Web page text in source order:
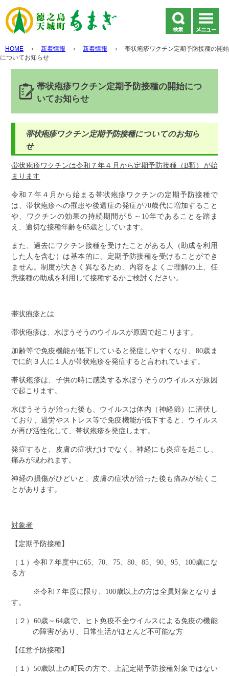
HOME › 新着情報 › 新着情報 ›
帯状疱疹ワクチン定期予防接種の開始
についてお知らせ
帯状疱疹ワクチン定期予防接種の開始につ
いてお知らせ
帯状疱疹ワクチン定期予防接種についてのお知ら
せ
帯状疱疹ワクチンは令和７年４月から定期予防接種（B類）が始
まります
令和７年４月から始まる帯状疱疹ワクチンの定期予防接種で
は、帯状疱疹への罹患や後遺症の発症が70歳代に増加すること
や、ワクチンの効果の持続期間が５～10年であることを踏ま
え、適切な接種年齢を65歳としています。
また、過去にワクチン接種を受けたことがある人（助成を利用
した人を含む）は基本的に、定期予防接種を受けることができ
ません。制度が大きく異なるため、内容をよくご理解の上、任
意接種の助成を利用して接種するかご検討ください。
帯状疱疹とは
帯状疱疹は、水ぼうそうのウイルスが原因で起こります。
加齢等で免疫機能が低下していると発症しやすくなり、80歳ま
でに約３人に１人が帯状疱疹を発症すると言われています。
帯状疱疹は、子供の時に感染する水ぼうそうのウイルスが原因
で起こります。
水ぼうそうが治った後も、ウイルスは体内（神経節）に潜伏し
ており、過労やストレス等で免疫機能が低下すると、ウイルス
が再び活性化して、帯状疱疹を発症します。
発症すると、皮膚の症状だけでなく、神経にも炎症を起こし、
痛みが現われます。
神経の損傷がひどいと、皮膚の症状が治った後も痛みが続くこ
とがあります。
対象者
【定期予防接種】
（１）令和７年度中に65、70、75、80、85、90、95、100歳にな
る方
※令和７年度に限り、100歳以上の方は全員対象となりま
す。
（２）60歳～64歳で、ヒト免疫不全ウイルスによる免疫の機能
の障害があり、日常生活がほとんど不可能な方
【任意予防接種】
（１）50歳以上の町民の方で、上記定期予防接種対象ではない